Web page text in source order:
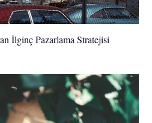
İlginç Pazarlama Stratejisi